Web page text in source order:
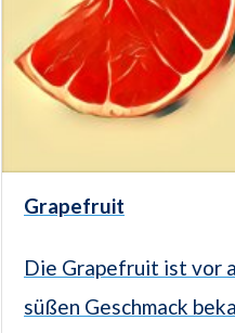
Grapefruit
Die Grapefruit ist vor
süßen Geschmack